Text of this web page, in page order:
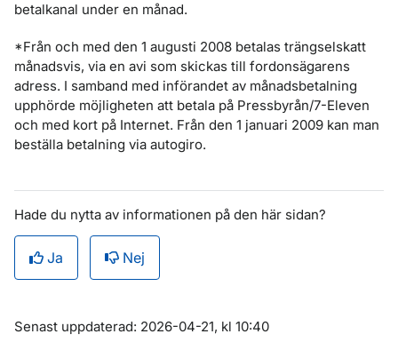
betalkanal under en månad.
*Från och med den 1 augusti 2008 betalas trängselskatt
månadsvis, via en avi som skickas till fordonsägarens
adress. I samband med införandet av månadsbetalning
upphörde möjligheten att betala på Pressbyrån/7-Eleven
och med kort på Internet. Från den 1 januari 2009 kan man
beställa betalning via autogiro.
Hade du nytta av informationen på den här sidan?
Ja Nej
Om sidan
Senast uppdaterad: 2026-04-21, kl 10:40